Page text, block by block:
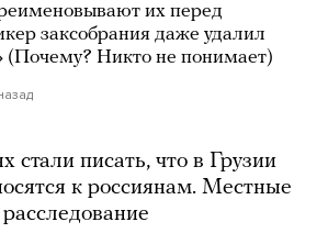
их перед
заксобрания даже удалил
(Почему? Никто не понимает)
стали писать, что в Грузии
к россиянам. Местные